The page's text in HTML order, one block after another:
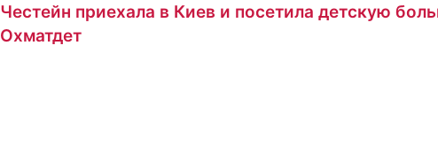
Честейн приехала в Киев и посетила детскую
Охматдет